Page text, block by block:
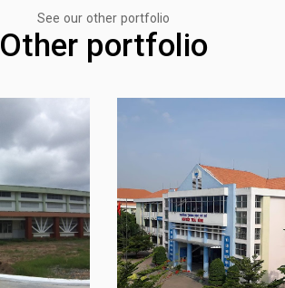
See our other portfolio
Other portfolio